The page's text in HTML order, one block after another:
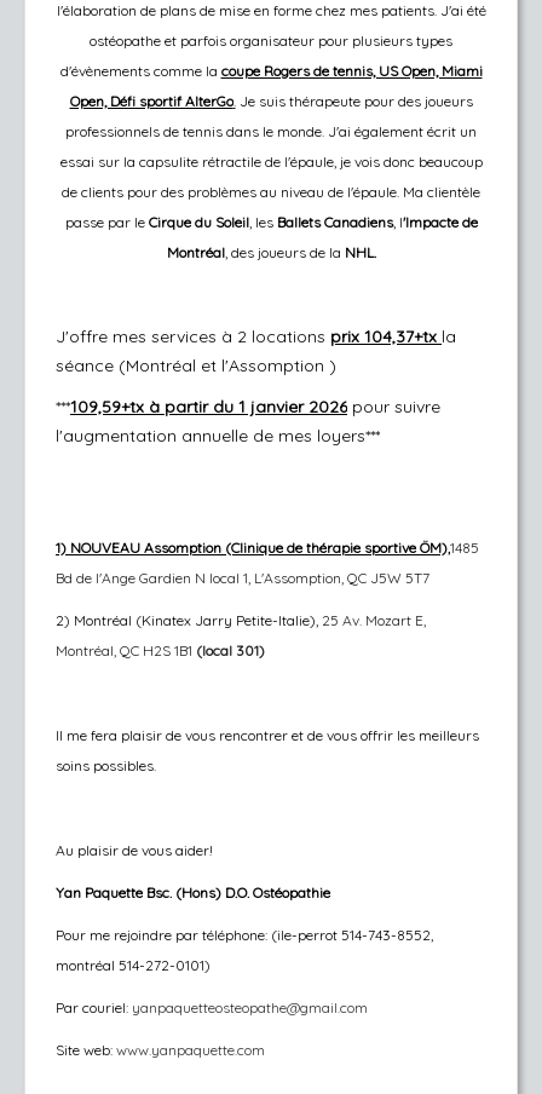
l'élaboration de plans de mise en forme chez mes patients. J'ai été
ostéopathe et parfois organisateur pour plusieurs types
d'évènements comme la coupe Rogers de tennis, US Open, Miami
Open, Défi sportif AlterGo.Je suis thérapeute pour des joueurs
professionnels de tennis dans le monde. J'ai également écrit un
essai sur la capsulite rétractile de l'épaule, je vois donc beaucoup
de clients pour des problèmes au niveau de l'épaule. Ma clientèle
passe par le Cirque du Soleil, les Ballets Canadiens, l'Impacte de
Montréal, des joueurs de la NHL.​
J'offre mes services à 2 locations prix 104,37+tx la
séance (Montréal et l'Assomption )
***109,59+tx à partir du 1 janvier 2026 pour suivre
l'augmentation annuelle de mes loyers***
1) NOUVEAU Assomption (Clinique de thérapie sportive ÖM),1485
Bd de l'Ange Gardien N local 1, L'Assomption, QC J5W 5T7
2) Montréal (Kinatex Jarry Petite-Italie), 25 Av. Mozart E,
Montréal, QC H2S 1B1 (local 301)
Il me fera plaisir de vous rencontrer et de vous offrir les meilleurs
soins possibles.
Au plaisir de vous aider!
Yan Paquette Bsc. (Hons) D.O. Ostéopathie
Pour me rejoindre par téléphone: (ile-perrot 514-743-8552,
montréal 514-272-0101)
Par couriel: yanpaquetteosteopathe@gmail.com
Site web: www.yanpaquette.com